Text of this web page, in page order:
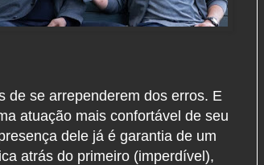
de se arrependerem dos erros. E
atuação mais confortável de seu
dele já é garantia de um
atrás do primeiro (imperdível),